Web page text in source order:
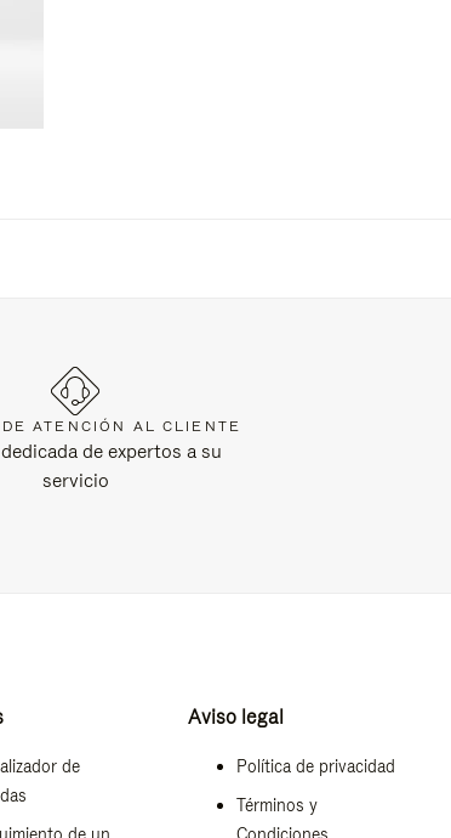
ATENCIÓN AL CLIENTE
de expertos a su
servicio
de
Aviso legal
Política de privacidad
Términos y